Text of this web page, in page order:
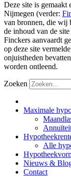
Deze site is
Nijmegen (verder:
van bronnen, die wij
de inhoud van de
Finckers aanvaardt
op deze site
onjuistheden
worden ontleend.
Zoeken
Maximale
Alle
Nieuws &
Contact